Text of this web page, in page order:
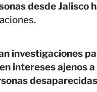
desde Jalisco
investigaciones
intereses ajenos